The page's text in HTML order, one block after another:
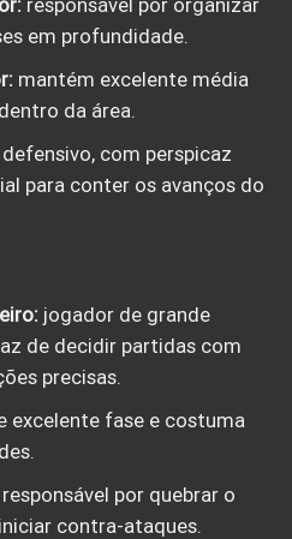
responsável por organizar
em profundidade.
mantém excelente média
da área.
com perspicaz
para conter os avanços do
jogador de grande
de decidir partidas com
precisas.
excelente fase e costuma
responsável por quebrar o
contra-ataques.